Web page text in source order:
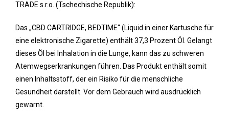
TRADE s.r.o. (Tschechische Republik):
Das „CBD CARTRIDGE, BEDTIME“ (Liquid in einer Kartusche für
eine elektronische Zigarette) enthält 37,3 Prozent Öl. Gelangt
dieses Öl bei Inhalation in die Lunge, kann das zu schweren
Atemwegserkrankungen führen. Das Produkt enthält somit
einen Inhaltsstoff, der ein Risiko für die menschliche
Gesundheit darstellt. Vor dem Gebrauch wird ausdrücklich
gewarnt.